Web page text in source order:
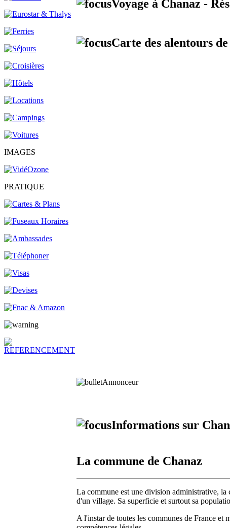
IMAGES
PRATIQUE
Voyage à Chanaz -
Carte des alentours
Annonceur
Informations sur
La commune de Chanaz
La commune est une division administrative,
d'un village. Sa superficie et surtout sa
A l'instar de toutes les communes de France et